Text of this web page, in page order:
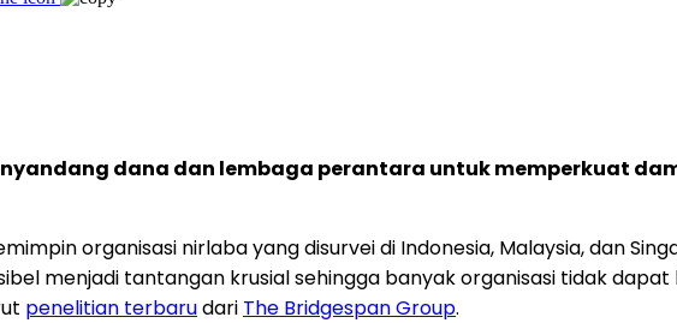
dana dan lembaga perantara untuk memperkuat
organisasi nirlaba yang disurvei di Indonesia, Malaysia, dan
menjadi tantangan krusial sehingga banyak organisasi tidak
penelitian terbarudari The Bridgespan Group.